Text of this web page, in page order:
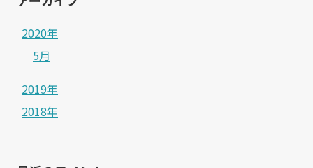
2020年
5月
2019年
2018年